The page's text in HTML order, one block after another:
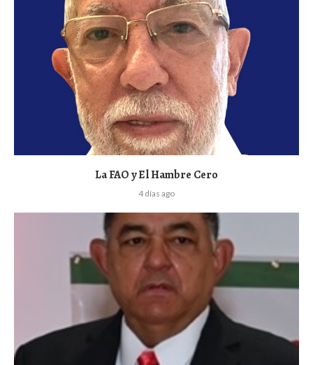
La FAO y El Hambre Cero
4 días ago